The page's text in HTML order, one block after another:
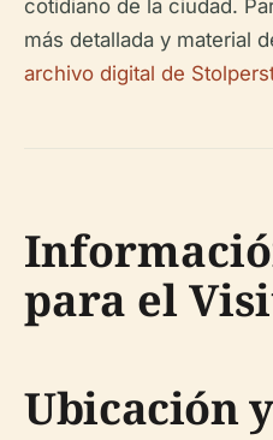
cotidiano de la ciudad.
más detallada y material
archivo digital de
para el
Ubicación y